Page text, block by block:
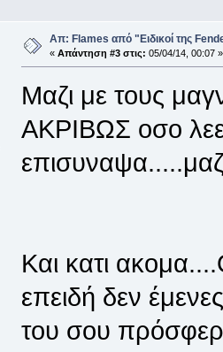
Απ: Flames από "Ειδικοί της
« Απάντηση #3 στις: 05/04/14, 00:07 »
Μαζι με τους
ΑΚΡΙΒΩΣ οσο
Και κατι
επειδή δεν
του σου